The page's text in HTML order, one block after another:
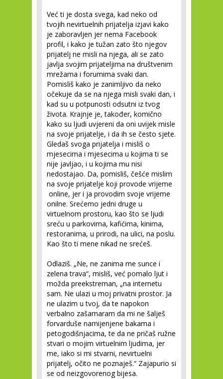
Već ti je dosta svega, kad neko od
tvojih nevirtuelnih prijatelja izjavi kako
je zaboravljen jer nema Facebook
profil, i kako je tužan zato što njegov
prijatelj ne misli na njega, ali se zato
javlja svojim prijateljima na društvenim
mrežama i forumima svaki dan.
Pomisliš kako je zanimljivo da neko
očekuje da se na njega misli svaki dan, i
kad su u potpunosti odsutni iz tvog
života. Krajnje je, također, komično
kako su ljudi uvjereni da oni uvijek misle
na svoje prijatelje, i da ih se često sjete.
Gledaš svoga prijatelja i misliš o
mjesecima i mjesecima u kojima ti se
nije javljao, i u kojima mu nisi
nedostajao. Da, pomisliš, češće mislim
na svoje prijatelje koji provode vrijeme
online, jer i ja provodim svoje vrijeme
onilne. Srećemo jedni druge u
virtuelnom prostoru, kao što se ljudi
sreću u parkovima, kafićima, kinima,
restoranima, u prirodi, na ulici, na poslu.
Kao što ti mene nikad ne srećeš.
Odlaziš. „Ne, ne zanima me sunce i
zelena trava“, misliš, već pomalo ljut i
možda preekstreman, „na internetu
sam. Ne ulazi u moj privatni prostor. Ja
ne ulazim u tvoj, da te napokon
verbalno zašamaram da mi ne šalješ
forvarduše namijenjene bakama i
petogodišnjacima, te da ne pričaš ružne
stvari o mojim virtuelnim ljudima, jer
me, iako si mi stvarni, nevirtuelni
prijatelj, očito ne poznaješ.“ Zajapurio si
se od neizgovorenog bijesa.